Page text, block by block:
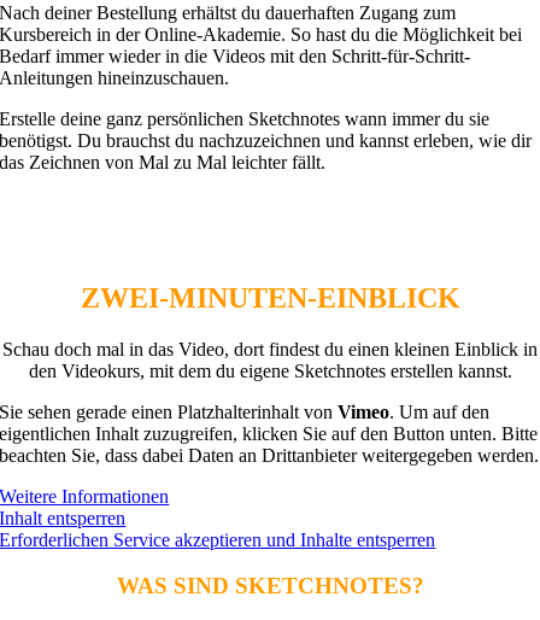
Nach deiner Bestellung erhältst du dauerhaften Zugang zum
Kursbereich in der Online-Akademie. So hast du die Möglichkeit bei
Bedarf immer wieder in die Videos mit den Schritt-für-Schritt-
Anleitungen hineinzuschauen.
Erstelle deine ganz persönlichen Sketchnotes wann immer du sie
benötigst. Du brauchst du nachzuzeichnen und kannst erleben, wie dir
das Zeichnen von Mal zu Mal leichter fällt.
ZWEI-MINUTEN-EINBLICK
Schau doch mal in das Video, dort findest du einen kleinen Einblick in
den Videokurs, mit dem du eigene Sketchnotes erstellen kannst.
Sie sehen gerade einen Platzhalterinhalt vonVimeo. Um auf den
eigentlichen Inhalt zuzugreifen, klicken Sie auf den Button unten. Bitte
beachten Sie, dass dabei Daten an Drittanbieter weitergegeben werden.
Weitere Informationen
Inhalt entsperren
Erforderlichen Service akzeptieren und Inhalte entsperren
WAS SIND SKETCHNOTES?